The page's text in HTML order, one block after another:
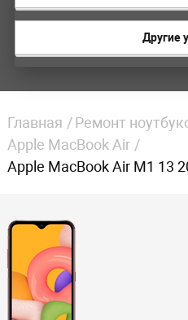
Другие
Главная Ремонт
Apple MacBook Air
Apple MacBook Air M1 13